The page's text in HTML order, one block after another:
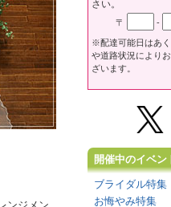
さい。
〒 -
※配達可能日はあ
や道路状況により
ざいます。
開催中のイベン
ブライダル特集
お悔やみ特集